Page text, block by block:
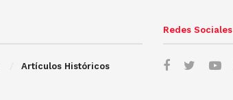
Artículos Históricos
Redes Sociales